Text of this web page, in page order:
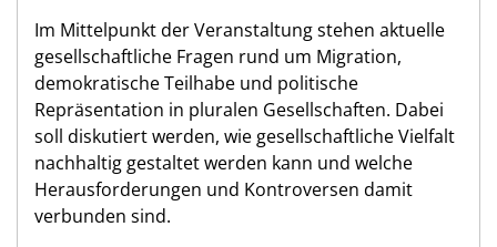
Im Mittelpunkt der Veranstaltung stehen aktuelle
gesellschaftliche Fragen rund um Migration,
demokratische Teilhabe und politische
Repräsentation in pluralen Gesellschaften. Dabei
soll diskutiert werden, wie gesellschaftliche Vielfalt
nachhaltig gestaltet werden kann und welche
Herausforderungen und Kontroversen damit
verbunden sind.